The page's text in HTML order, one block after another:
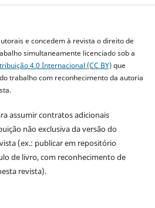
e concedem à revista o direito de
simultaneamente licenciado sob a
4.0 Internacional (CC BY)que
trabalho com reconhecimento da autoria
assumir contratos adicionais
não exclusiva da versão do
(ex.: publicar em repositório
de livro, com reconhecimento de
revista).